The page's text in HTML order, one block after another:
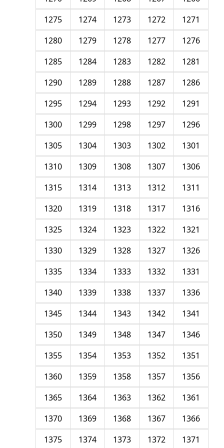
1271
1272
1273
1274
1275
1276
1277
1278
1279
1280
1281
1282
1283
1284
1285
1286
1287
1288
1289
1290
1291
1292
1293
1294
1295
1296
1297
1298
1299
1300
1301
1302
1303
1304
1305
1306
1307
1308
1309
1310
1311
1312
1313
1314
1315
1316
1317
1318
1319
1320
1321
1322
1323
1324
1325
1326
1327
1328
1329
1330
1331
1332
1333
1334
1335
1336
1337
1338
1339
1340
1341
1342
1343
1344
1345
1346
1347
1348
1349
1350
1351
1352
1353
1354
1355
1356
1357
1358
1359
1360
1361
1362
1363
1364
1365
1366
1367
1368
1369
1370
1371
1372
1373
1374
1375